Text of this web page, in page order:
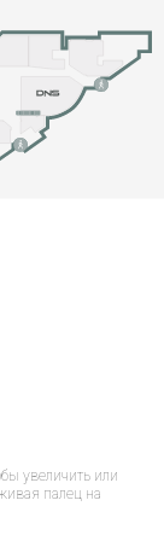
увеличить или
палец на